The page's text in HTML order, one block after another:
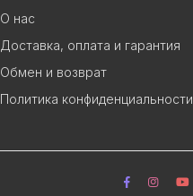
О нас
Доставка, оплата и гарантия
Обмен и возврат
Политика конфиденциальности